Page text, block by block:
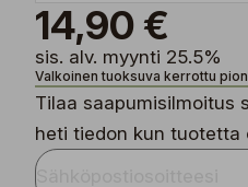
14,90 €
sis. alv. myynti 25.5%
Valkoinen tuoksuva kerrottu
Tilaa saapumisilmoitus
heti tiedon kun tuotetta